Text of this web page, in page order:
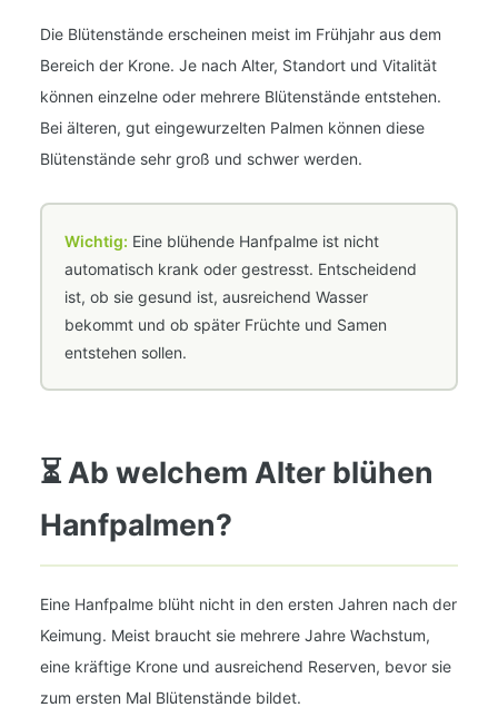
Die Blütenstände erscheinen meist im Frühjahr aus dem
Bereich der Krone. Je nach Alter, Standort und Vitalität
können einzelne oder mehrere Blütenstände entstehen.
Bei älteren, gut eingewurzelten Palmen können diese
Blütenstände sehr groß und schwer werden.
Wichtig: Eine blühende Hanfpalme ist nicht
automatisch krank oder gestresst. Entscheidend
ist, ob sie gesund ist, ausreichend Wasser
bekommt und ob später Früchte und Samen
entstehen sollen.
⏳ Ab welchem Alter blühen
Hanfpalmen?
Eine Hanfpalme blüht nicht in den ersten Jahren nach der
Keimung. Meist braucht sie mehrere Jahre Wachstum,
eine kräftige Krone und ausreichend Reserven, bevor sie
zum ersten Mal Blütenstände bildet.